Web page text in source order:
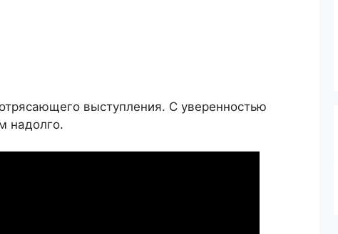
выступления. С уверенностью
надолго.